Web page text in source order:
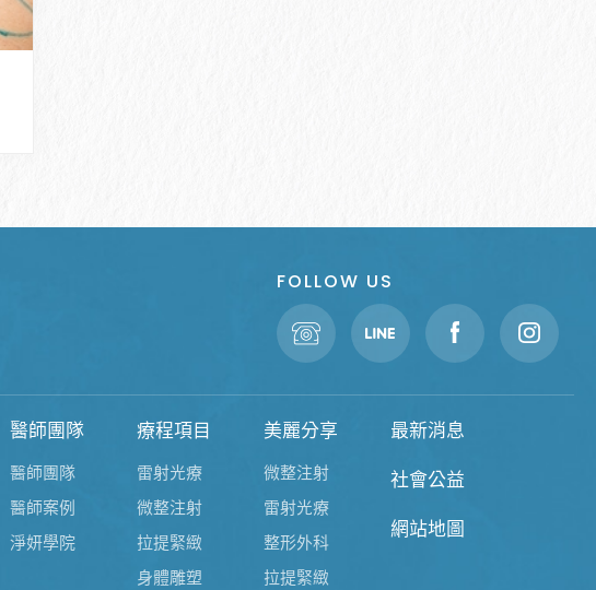
FOLLOW US
醫師團隊
醫師團隊
醫師案例
淨妍學院
療程項目
雷射光療
微整注射
拉提緊緻
身體雕塑
美麗分享
微整注射
雷射光療
整形外科
拉提緊緻
最新消息
社會公益
網站地圖